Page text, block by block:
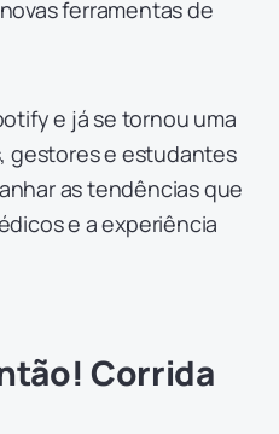
ferramentas de
e já se tornou uma
gestores e estudantes
as tendências que
e a experiência
Corrida